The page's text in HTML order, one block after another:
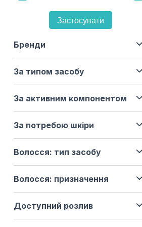
Застосувати
Бренди
За типом засобу
За активним компонентом
За потребою шкіри
Волосся: тип засобу
Волосся: призначення
Доступний розлив